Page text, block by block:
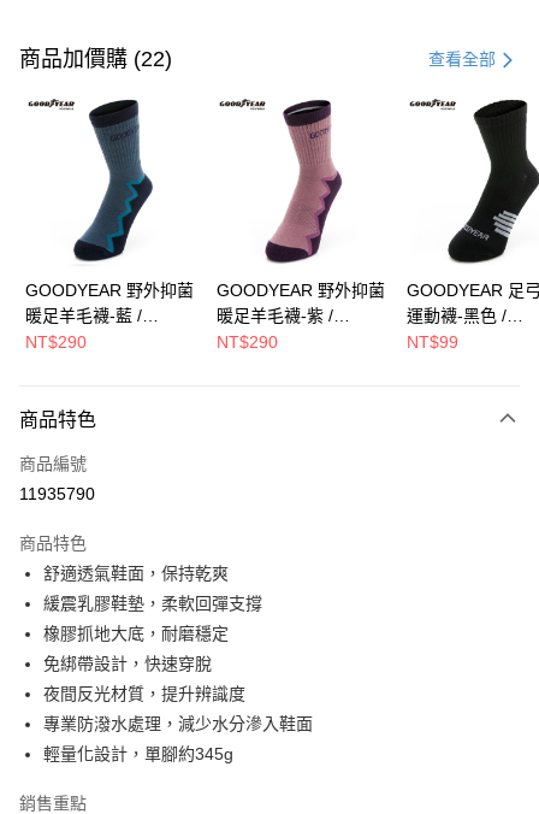
信用卡一次付款
LINE Pay
Google Pay
ATM付款
付款後全家取貨
每筆NT$90，滿NT$888(含以上)免運費
付款後7-11取貨(追蹤碼前面加上868再查詢)
每筆NT$90，滿NT$1,500(含以上)免運費
宅配-運費
每筆NT$90，滿NT$1,500(含以上)免運費
商品加價購 (22) 查看全部
GOODYEAR 野外抑菌
暖足羊毛襪-藍 /
GACS43036
NT$290
GOODYEAR 野外抑菌
暖足羊毛襪-紫 /
GACS43037
NT$290
GOODYEAR 足
運動襪-黑色 /
GACS43010
NT$99
商品特色
商品編號
11935790
商品特色
舒適透氣鞋面，保持乾爽
緩震乳膠鞋墊，柔軟回彈支撐
橡膠抓地大底，耐磨穩定
免綁帶設計，快速穿脫
夜間反光材質，提升辨識度
專業防潑水處理，減少水分滲入鞋面
輕量化設計，單腳約345g
銷售重點